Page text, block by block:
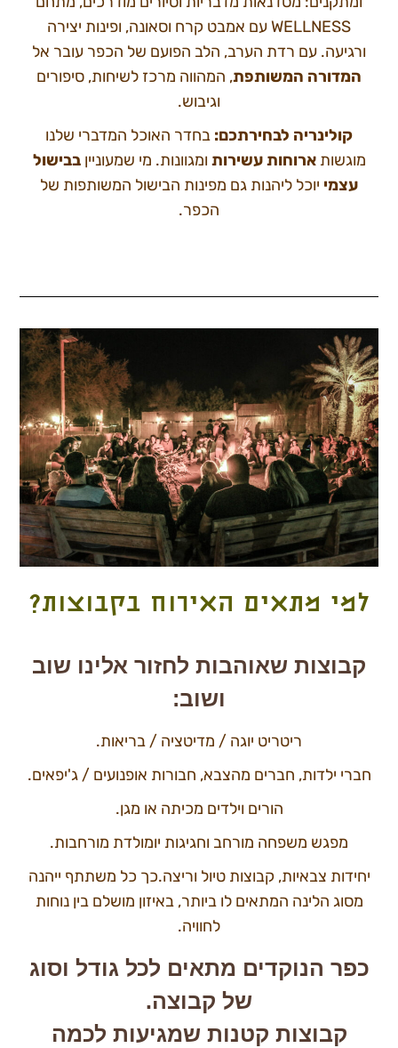
WELLNESS עם אמבט קרח וסאונה, ופינות יצירה
ורגיעה. עם רדת הערב, הלב הפועם של הכפר עובר אל
המדורה המשותפת, המהווה מרכז לשיחות, סיפורים
וגיבוש.
קולינריה לבחירתכם: בחדר האוכל המדברי שלנו
מוגשותארוחות עשירות ומגוונות. מי שמעונייןבבישול
עצמי יוכל ליהנות גם מפינות הבישול המשותפות של
הכפר.
למי מתאים האירוח בקבוצות?
קבוצות שאוהבות לחזור אלינו שוב
ושוב:
ריטריט יוגה / מדיטציה / בריאות.
חברי ילדות, חברים מהצבא, חבורות אופנועים / ג'יפאים.
הורים וילדים מכיתה או מגן.
מפגש משפחה מורחב וחגיגות יומולדת מורחבות.
יחידות צבאיות, קבוצות טיול וריצה.כך כל משתתף ייהנה
מסוג הלינה המתאים לו ביותר, באיזון מושלם בין נוחות
לחוויה.
כפר הנוקדים מתאים לכל גודל וסוג
של קבוצה.
קבוצות קטנות שמגיעות לכמה